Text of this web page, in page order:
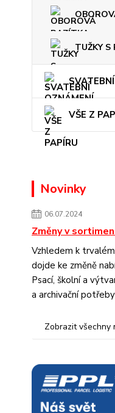
TUŽKY S
VŠE Z
Novinky
06.07.2024
Změny v
Vzhledem k
dojde ke změně
Psací, školní a
a archivační
Zobrazit všechny